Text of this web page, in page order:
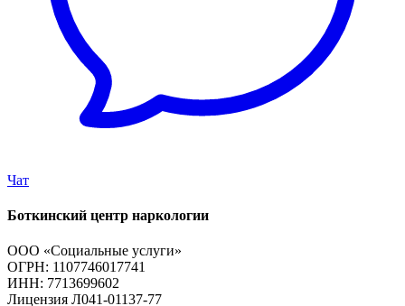
Чат
Боткинский центр наркологии
ООО «Социальные услуги»
ОГРН: 1107746017741
ИНН: 7713699602
Лицензия Л041-01137-77